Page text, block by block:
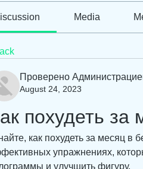
Media
Проверено
August 24, 2023
похудеть за
как похудеть за месяц в
упражнениях,
и улучшить фигуру.